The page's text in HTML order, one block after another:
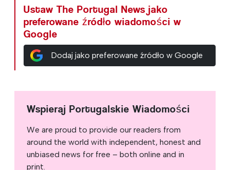
Ustaw The Portugal News jako
preferowane źródło wiadomości w
Google
Dodaj jako preferowane źródło w Google
Wspieraj Portugalskie Wiadomości
We are proud to provide our readers from
around the world with independent, honest and
unbiased news for free – both online and in
print.